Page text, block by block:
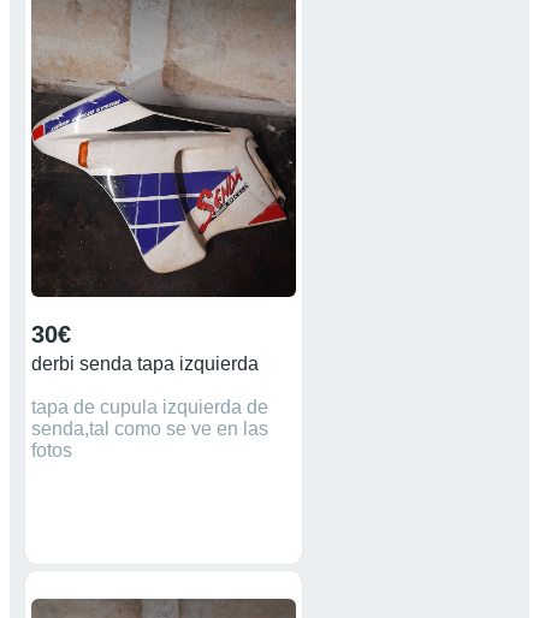
30€
derbi senda tapa izquierda
tapa de cupula izquierda de
senda,tal como se ve en las
fotos